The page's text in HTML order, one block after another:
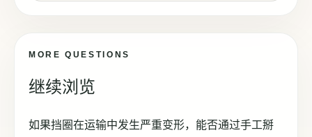
MORE QUESTIONS
继续浏览
如果挡圈在运输中发生严重变形，能否通过手工掰